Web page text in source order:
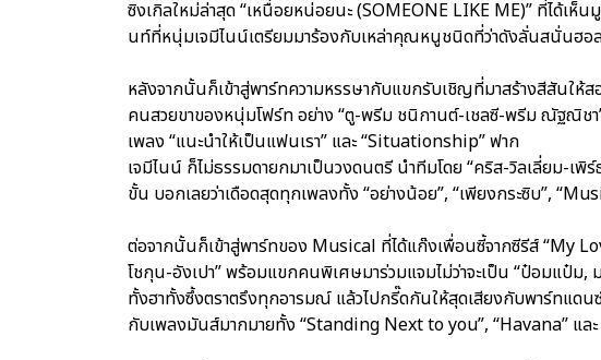
ซิงเกิลใหม่ล่าสุด “เหนื่อยหน่อยนะ (SOMEONE LIKE ME)” ที่ได้เ
นท์ที่หนุ่มเจมีไนน์เตรียมมาร้องกับเหล่าคุณหนูชนิดที่ว่าดังลั่นสนั่นฮอ
หลังจากนั้นก็เข้าสู่พาร์ทความหรรษากับแขกรับเชิญที่มาสร้างสีสันให้สอ
คนสวยขาของหนุ่มโฟร์ท อย่าง “ตู-พรีม ชนิกานต์-เชลซี-พรีม ณัฐณิช
เพลง “แนะนำให้เป็นแฟนเรา” และ “Situationship” ฟาก
เจมีไนน์ ก็ไม่ธรรมดายกมาเป็นวงดนตรี นำทีมโดย “คริส-วิลเลี่ยม-เ
ขั้น บอกเลยว่าเดือดสุดทุกเพลงทั้ง “อย่างน้อย”, “เพียงกระซิบ”,
ต่อจากนั้นก็เข้าสู่พาร์ทของ Musical ที่ได้แก๊งเพื่อนซี้จากซีรีส์ “My
โชกุน-อังเปา” พร้อมแขกคนพิเศษมาร่วมแจมไม่ว่าจะเป็น “ป๋อมแป๋ม,
ทั้งฮาทั้งซึ้งตราตรึงทุกอารมณ์ แล้วไปกรี๊ดกันให้สุดเสียงกับพาร์ทแด
กับเพลงมันส์มากมายทั้ง “Standing Next to you”, “Havana” แล